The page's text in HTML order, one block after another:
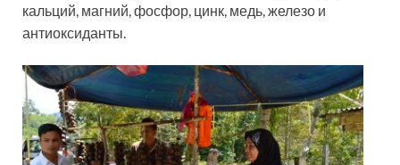
кальций, магний, фосфор, цинк, медь, железо и
антиоксиданты.